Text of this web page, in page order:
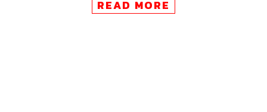
ระบบการผลิตของโรงไฟฟ้าพลังงานแสงอาทิตย์ และโรง
READ MORE